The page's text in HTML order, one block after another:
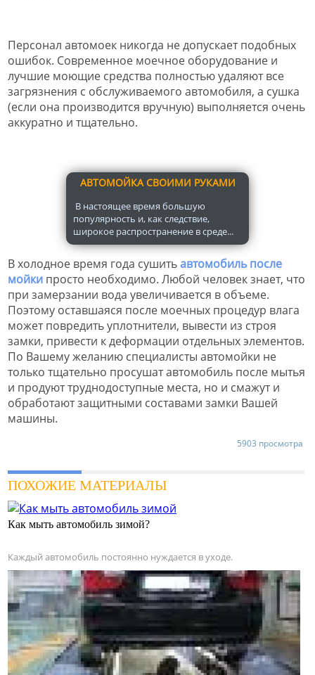
Персонал автомоек никогда не допускает подобных
ошибок. Современное моечное оборудование и
лучшие моющие средства полностью удаляют все
загрязнения с обслуживаемого автомобиля, а сушка
(если она производится вручную) выполняется очень
аккуратно и тщательно.
АВТОМОЙКА СВОИМИ РУКАМИ
В настоящее время большую
популярность и, как следствие,
широкое распространение в среде...
В холодное время года сушитьавтомобиль после
мойки просто необходимо. Любой человек знает, что
при замерзании вода увеличивается в объеме.
Поэтому оставшаяся после моечных процедур влага
может повредить уплотнители, вывести из строя
замки, привести к деформации отдельных элементов.
По Вашему желанию специалисты автомойки не
только тщательно просушат автомобиль после мытья
и продуют труднодоступные места, но и смажут и
обработают защитными составами замки Вашей
машины.
5903 просмотра
ПОХОЖИЕ МАТЕРИАЛЫ
Как мыть автомобиль зимой?
Каждый автомобиль постоянно нуждается в уходе.